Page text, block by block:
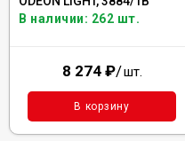
В наличии: 262 шт.
8 274 ₽/шт.
В корзину